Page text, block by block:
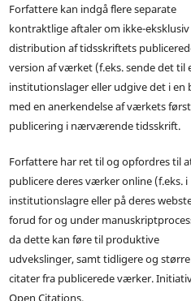
Forfattere kan indgå flere separate
kontraktlige aftaler om ikke-eksklusiv
distribution af tidsskriftets
version af værket (f.eks. sende det til
institutionslager eller udgive det i en
med en anerkendelse af værkets
publicering i nærværende tidsskrift.
Forfattere har ret til og opfordres til
publicere deres værker online (f.eks. i
institutionslagre eller på deres
forud for og under
da dette kan føre til produktive
udvekslinger, samt tidligere og større
citater fra publicerede værker.
Open Citations.